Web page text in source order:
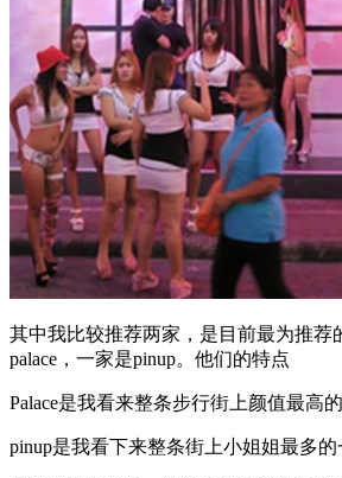
其中我比较推荐两家，是目前最为推荐
palace，一家是pinup。他们的特点
Palace是我看来整条步行街上颜值最高
pinup是我看下来整条街上小姐姐最多